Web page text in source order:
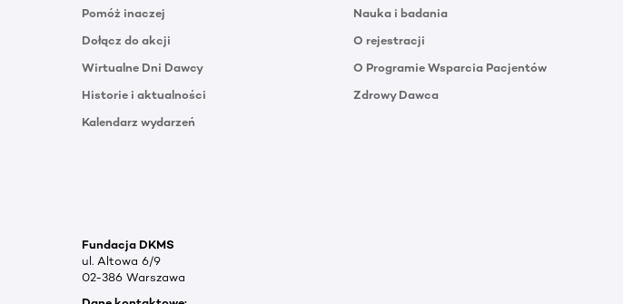
Pomóż inaczej
Dołącz do akcji
Wirtualne Dni Dawcy
Historie i aktualności
Kalendarz wydarzeń
Nauka i badania
O rejestracji
O Programie Wsparcia Pacjentów
Zdrowy Dawca
Fundacja DKMS
ul. Altowa 6/9
02-386 Warszawa